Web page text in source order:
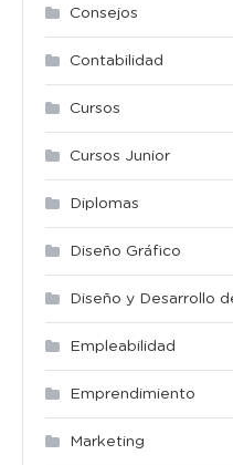
Consejos
Contabilidad
Cursos
Cursos Junior
Diplomas
Diseño Gráfico
Diseño y Desarrollo
Empleabilidad
Emprendimiento
Marketing